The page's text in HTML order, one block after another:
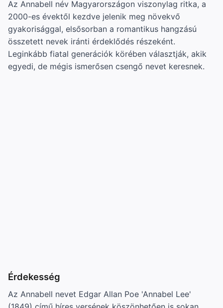
Az Annabell név Magyarországon viszonylag ritka, a
2000-es évektől kezdve jelenik meg növekvő
gyakorisággal, elsősorban a romantikus hangzású
összetett nevek iránti érdeklődés részeként.
Leginkább fiatal generációk körében választják, akik
egyedi, de mégis ismerősen csengő nevet keresnek.
Érdekesség
Az Annabell nevet Edgar Allan Poe 'Annabel Lee'